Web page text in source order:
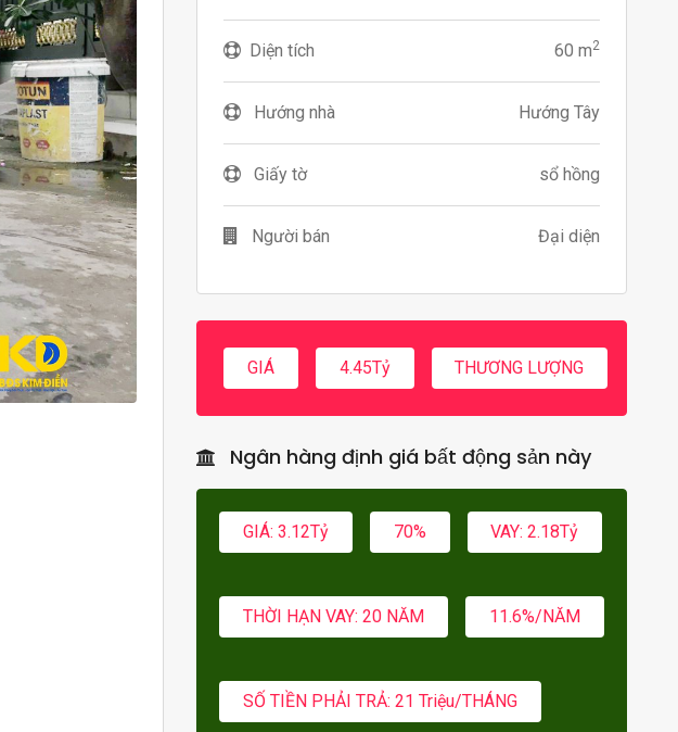
Diện tích 60 m2
Hướng nhà Hướng Tây
Giấy tờ sổ hồng
Người bán Đại diện
GIÁ 4.45Tỷ THƯƠNG LƯỢNG
Ngân hàng định giá bất động sản này
GIÁ: 3.12Tỷ 70% VAY: 2.18Tỷ
THỜI HẠN VAY: 20 NĂM 11.6%/NĂM
SỐ TIỀN PHẢI TRẢ: 21 Triệu/THÁNG